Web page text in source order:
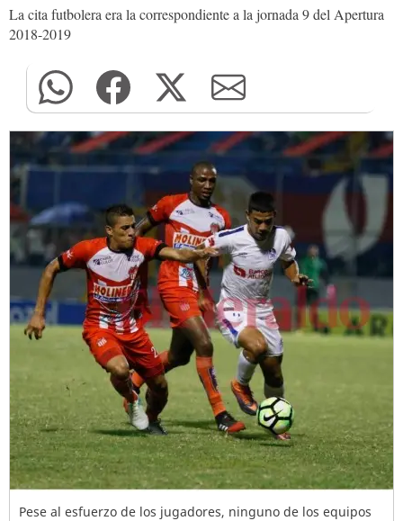
La cita futbolera era la correspondiente a la jornada 9 del Apertura
2018-2019
Pese al esfuerzo de los jugadores, ninguno de los equipos